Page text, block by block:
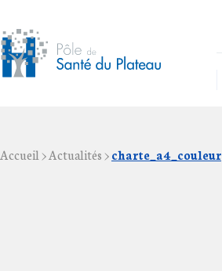
Accueil >Actualités >charte_a4_couleur